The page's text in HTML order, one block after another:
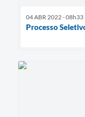
04 ABR 2022 - 08h33
Processo